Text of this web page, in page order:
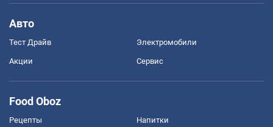
Авто
Тест Драйв Электромобили
Акции Сервис
Food Oboz
Рецепты Напитки